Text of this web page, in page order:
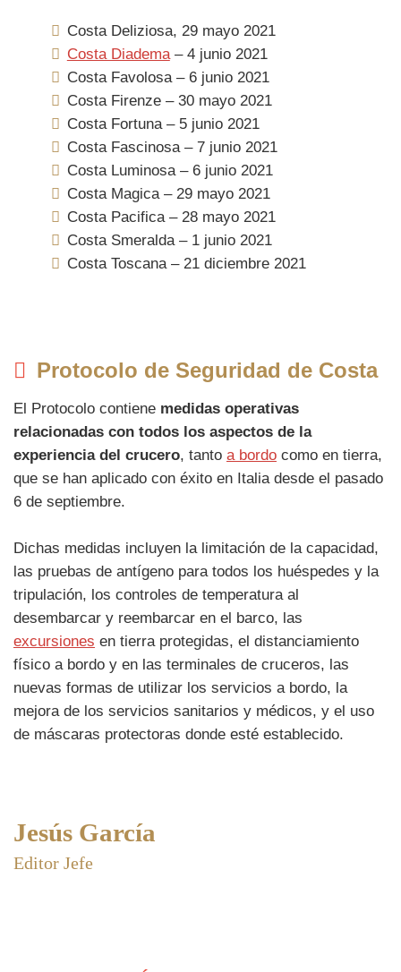
Costa Deliziosa, 29 mayo 2021
Costa Diadema– 4 junio 2021
Costa Favolosa – 6 junio 2021
Costa Firenze – 30 mayo 2021
Costa Fortuna – 5 junio 2021
Costa Fascinosa – 7 junio 2021
Costa Luminosa – 6 junio 2021
Costa Magica – 29 mayo 2021
Costa Pacifica – 28 mayo 2021
Costa Smeralda – 1 junio 2021
Costa Toscana – 21 diciembre 2021
Protocolo de Seguridad de Costa
El Protocolo contiene medidas operativas
relacionadas con todos los aspectos de la
experiencia del crucero, tanto a bordo como en tierra,
que se han aplicado con éxito en Italia desde el pasado
6 de septiembre.
Dichas medidas incluyen la limitación de la capacidad,
las pruebas de antígeno para todos los huéspedes y la
tripulación, los controles de temperatura al
desembarcar y reembarcar en el barco, las
excursiones en tierra protegidas, el distanciamiento
físico a bordo y en las terminales de cruceros, las
nuevas formas de utilizar los servicios a bordo, la
mejora de los servicios sanitarios y médicos, y el uso
de máscaras protectoras donde esté establecido.
Jesús García
Editor Jefe